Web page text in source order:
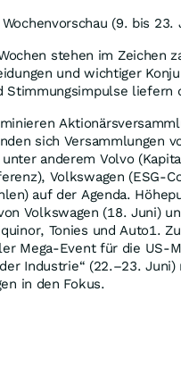
(9. bis 23.
stehen im Zeichen
und wichtiger
liefern
sich Versammlungen
anderem Volvo
Volkswagen (ESG-
auf der Agenda.
Volkswagen (18. Juni)
Tonies und Auto1.
Mega-Event für die US-
Industrie“ (22.–23.
in den Fokus.